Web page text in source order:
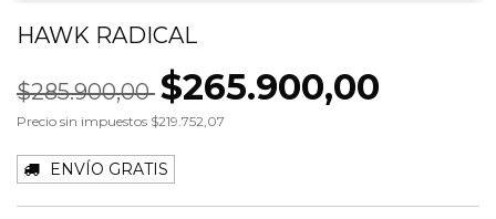
HAWK RADICAL
$285.900,00 $265.900,00
Precio sin impuestos $219.752,07
ENVÍO GRATIS